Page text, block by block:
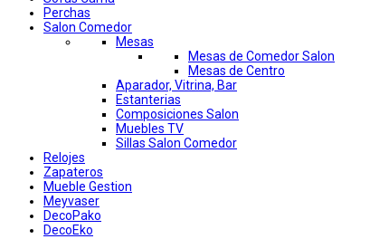
Perchas
Salon Comedor
Mesas
Mesas de Comedor Salon
Mesas de Centro
Aparador, Vitrina, Bar
Estanterias
Composiciones Salon
Muebles TV
Sillas Salon Comedor
Relojes
Zapateros
Mueble Gestion
Meyvaser
DecoPako
DecoEko